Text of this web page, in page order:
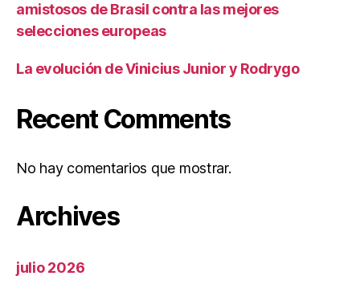
amistosos de Brasil contra las mejores
selecciones europeas
La evolución de Vinicius Junior y Rodrygo
Recent Comments
No hay comentarios que mostrar.
Archives
julio 2026